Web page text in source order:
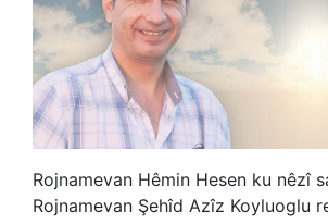
Rojnamevan Hêmin Hesen ku nêzî
Rojnamevan Şehîd Azîz Koyluoglu